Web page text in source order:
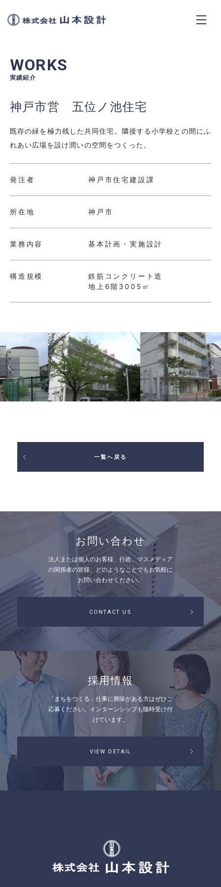
SERVICES
WORKS
NEWS
ABOUT
WORKS
実績紹介
神戸市営 五位ノ池住宅
既存の緑を極力残した共同住宅。隣接する小学校との間にふ
れあい広場を設け潤いの空間をつくった。
発注者 神戸市住宅建設課
所在地 神戸市
業務内容 基本計画・実施設計
構造規模
鉄筋コンクリート造
地上6階3005㎡
一覧へ戻る
お問い合わせ
法人または個人のお客様、行政、マスメディア
の関係者の皆様、
どのようなことでもお気軽に
お問い合わせください。
CONTACT US
採用情報
「まちをつくる」仕事に興味がある方はぜひご
応募ください。 インターンシップも随時受け付
けています。
VIEW DETAIL